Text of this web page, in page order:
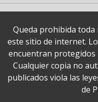
Queda prohibida
este sitio de internet.
encuentran protegidos
Cualquier copia no
publicados viola las
de